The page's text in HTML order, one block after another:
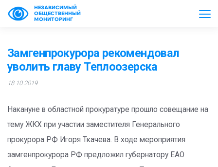
НЕЗАВИСИМЫЙ
ОБЩЕСТВЕННЫЙ
МОНИТОРИНГ
Замгенпрокурора рекомендовал
уволить главу Теплоозерска
18.10.2019
Накануне в областной прокуратуре прошло совещание на
тему ЖКХ при участии заместителя Генерального
прокурора РФ Игоря Ткачева. В ходе мероприятия
замгенпрокурора РФ предложил губернатору ЕАО